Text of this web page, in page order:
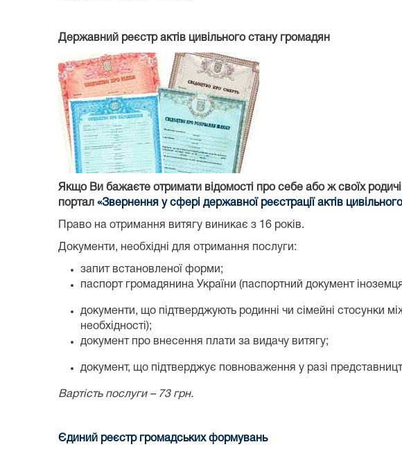
Державний реєстр актів цивільного стану громадян
Якщо Ви бажаєте отримати відомості про себе або ж своїх
портал «Звернення у сфері державної реєстрації актів
Право на отримання витягу виникає з 16 років.
Документи, необхідні для отримання послуги:
запит встановленої форми;
паспорт громадянина України (паспортний документ
документи, що підтверджують родинні чи сімейні стосунки
необхідності);
документ про внесення плати за видачу витягу;
документ, що підтверджує повноваження у разі
Вартість послуги – 73 грн.
Єдиний реєстр громадських формувань